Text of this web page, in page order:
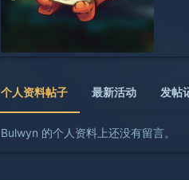
个人资料帖子 最新活动 发帖
Bulwyn 的个人资料上还没有留言。